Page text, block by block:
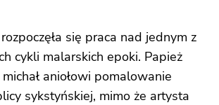
rozpoczęła się praca nad jednym z
cykli malarskich epoki. Papież
michał aniołowi pomalowanie
sykstyńskiej, mimo że artysta